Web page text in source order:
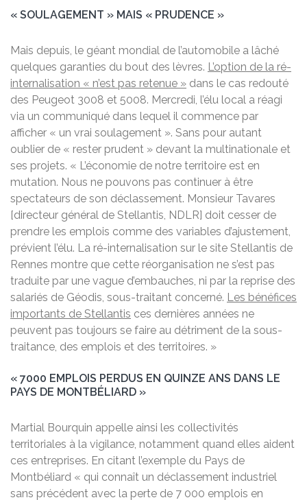
« SOULAGEMENT » MAIS « PRUDENCE »
Mais depuis, le géant mondial de l’automobile a lâché
quelques garanties du bout des lèvres. L’option de la ré-
internalisation « n’est pas retenue » dans le cas redouté
des Peugeot 3008 et 5008. Mercredi, l’élu local a réagi
via un communiqué dans lequel il commence par
afficher « un vrai soulagement ». Sans pour autant
oublier de « rester prudent » devant la multinationale et
ses projets. « L’économie de notre territoire est en
mutation. Nous ne pouvons pas continuer à être
spectateurs de son déclassement. Monsieur Tavares
[directeur général de Stellantis, NDLR] doit cesser de
prendre les emplois comme des variables d’ajustement,
prévient l’élu. La ré-internalisation sur le site Stellantis de
Rennes montre que cette réorganisation ne s’est pas
traduite par une vague d’embauches, ni par la reprise des
salariés de Géodis, sous-traitant concerné. Les bénéfices
importants de Stellantis ces dernières années ne
peuvent pas toujours se faire au détriment de la sous-
traitance, des emplois et des territoires. »
« 7000 EMPLOIS PERDUS EN QUINZE ANS DANS LE
PAYS DE MONTBÉLIARD »
Martial Bourquin appelle ainsi les collectivités
territoriales à la vigilance, notamment quand elles aident
ces entreprises. En citant l’exemple du Pays de
Montbéliard « qui connaît un déclassement industriel
sans précédent avec la perte de 7 000 emplois en